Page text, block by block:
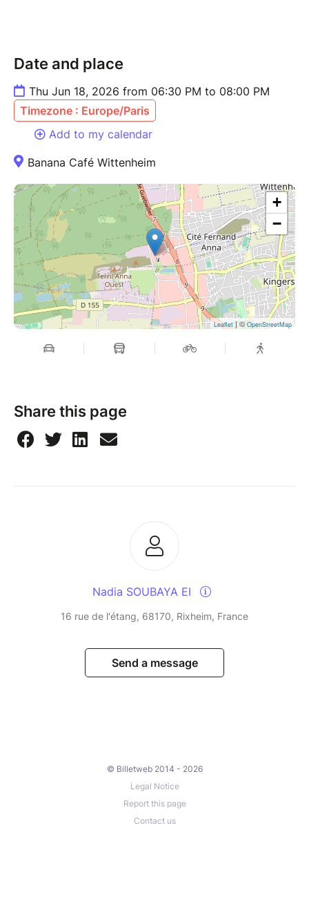
Date and place
Thu Jun 18, 2026 from 06:30 PM to 08:00 PM
Timezone : Europe/Paris
Add to my calendar
Banana Café Wittenheim
+
−
Leaflet| ©OpenStreetMap
Share this page
Nadia SOUBAYA EI
16 rue de l'étang, 68170, Rixheim, France
Send a message
© Billetweb 2014 - 2026
Legal Notice
Report this page
Contact us